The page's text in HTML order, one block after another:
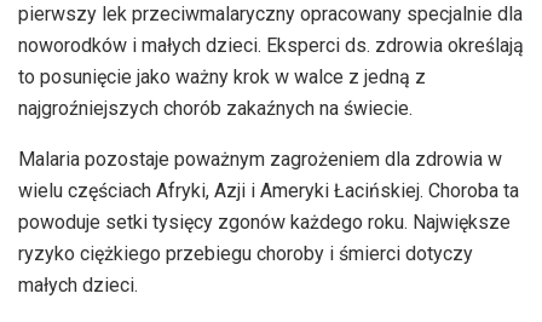
pierwszy lek przeciwmalaryczny opracowany specjalnie dla
noworodków i małych dzieci. Eksperci ds. zdrowia określają
to posunięcie jako ważny krok w walce z jedną z
najgroźniejszych chorób zakaźnych na świecie.
Malaria pozostaje poważnym zagrożeniem dla zdrowia w
wielu częściach Afryki, Azji i Ameryki Łacińskiej. Choroba ta
powoduje setki tysięcy zgonów każdego roku. Największe
ryzyko ciężkiego przebiegu choroby i śmierci dotyczy
małych dzieci.